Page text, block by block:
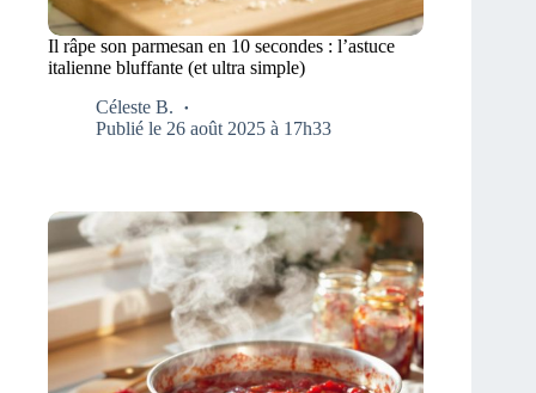
Il râpe son parmesan en 10 secondes : l’astuce
italienne bluffante (et ultra simple)
Céleste B.
Publié le 26 août 2025 à 17h33